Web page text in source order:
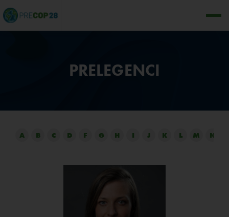
PRELEGENCI
A B C D F G H I J K L M N